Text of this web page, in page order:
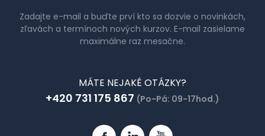
Zadajte e-mail a buďte prví kto sa dozvie o novinkách,
zľavách a termínoch nových kurzov. E-mail zasielame
maximálne raz mesačne.
MÁTE NEJAKÉ OTÁZKY?
+420 731 175 867 (Po-Pá: 09-17hod.)